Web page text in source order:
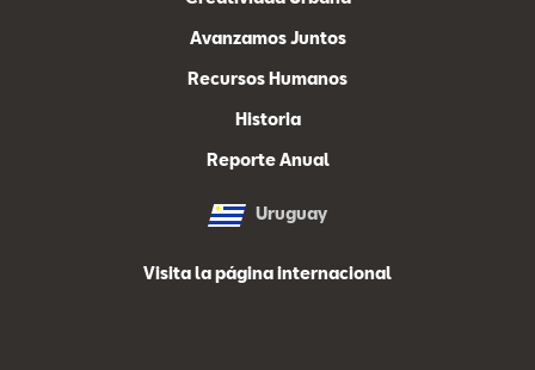
Avanzamos Juntos
Recursos Humanos
Historia
Reporte Anual
Uruguay
Visita la página internacional